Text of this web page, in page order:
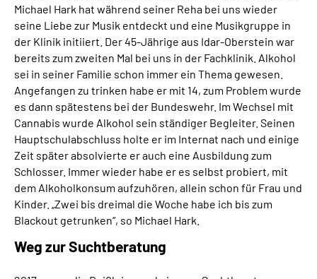
Michael Hark hat während seiner Reha bei uns wieder
seine Liebe zur Musik entdeckt und eine Musikgruppe in
der Klinik initiiert. Der 45-Jährige aus Idar-Oberstein war
bereits zum zweiten Mal bei uns in der Fachklinik. Alkohol
sei in seiner Familie schon immer ein Thema gewesen.
Angefangen zu trinken habe er mit 14, zum Problem wurde
es dann spätestens bei der Bundeswehr. Im Wechsel mit
Cannabis wurde Alkohol sein ständiger Begleiter. Seinen
Hauptschulabschluss holte er im Internat nach und einige
Zeit später absolvierte er auch eine Ausbildung zum
Schlosser. Immer wieder habe er es selbst probiert, mit
dem Alkoholkonsum aufzuhören, allein schon für Frau und
Kinder. „Zwei bis dreimal die Woche habe ich bis zum
Blackout getrunken“, so Michael Hark.
Weg zur Suchtberatung